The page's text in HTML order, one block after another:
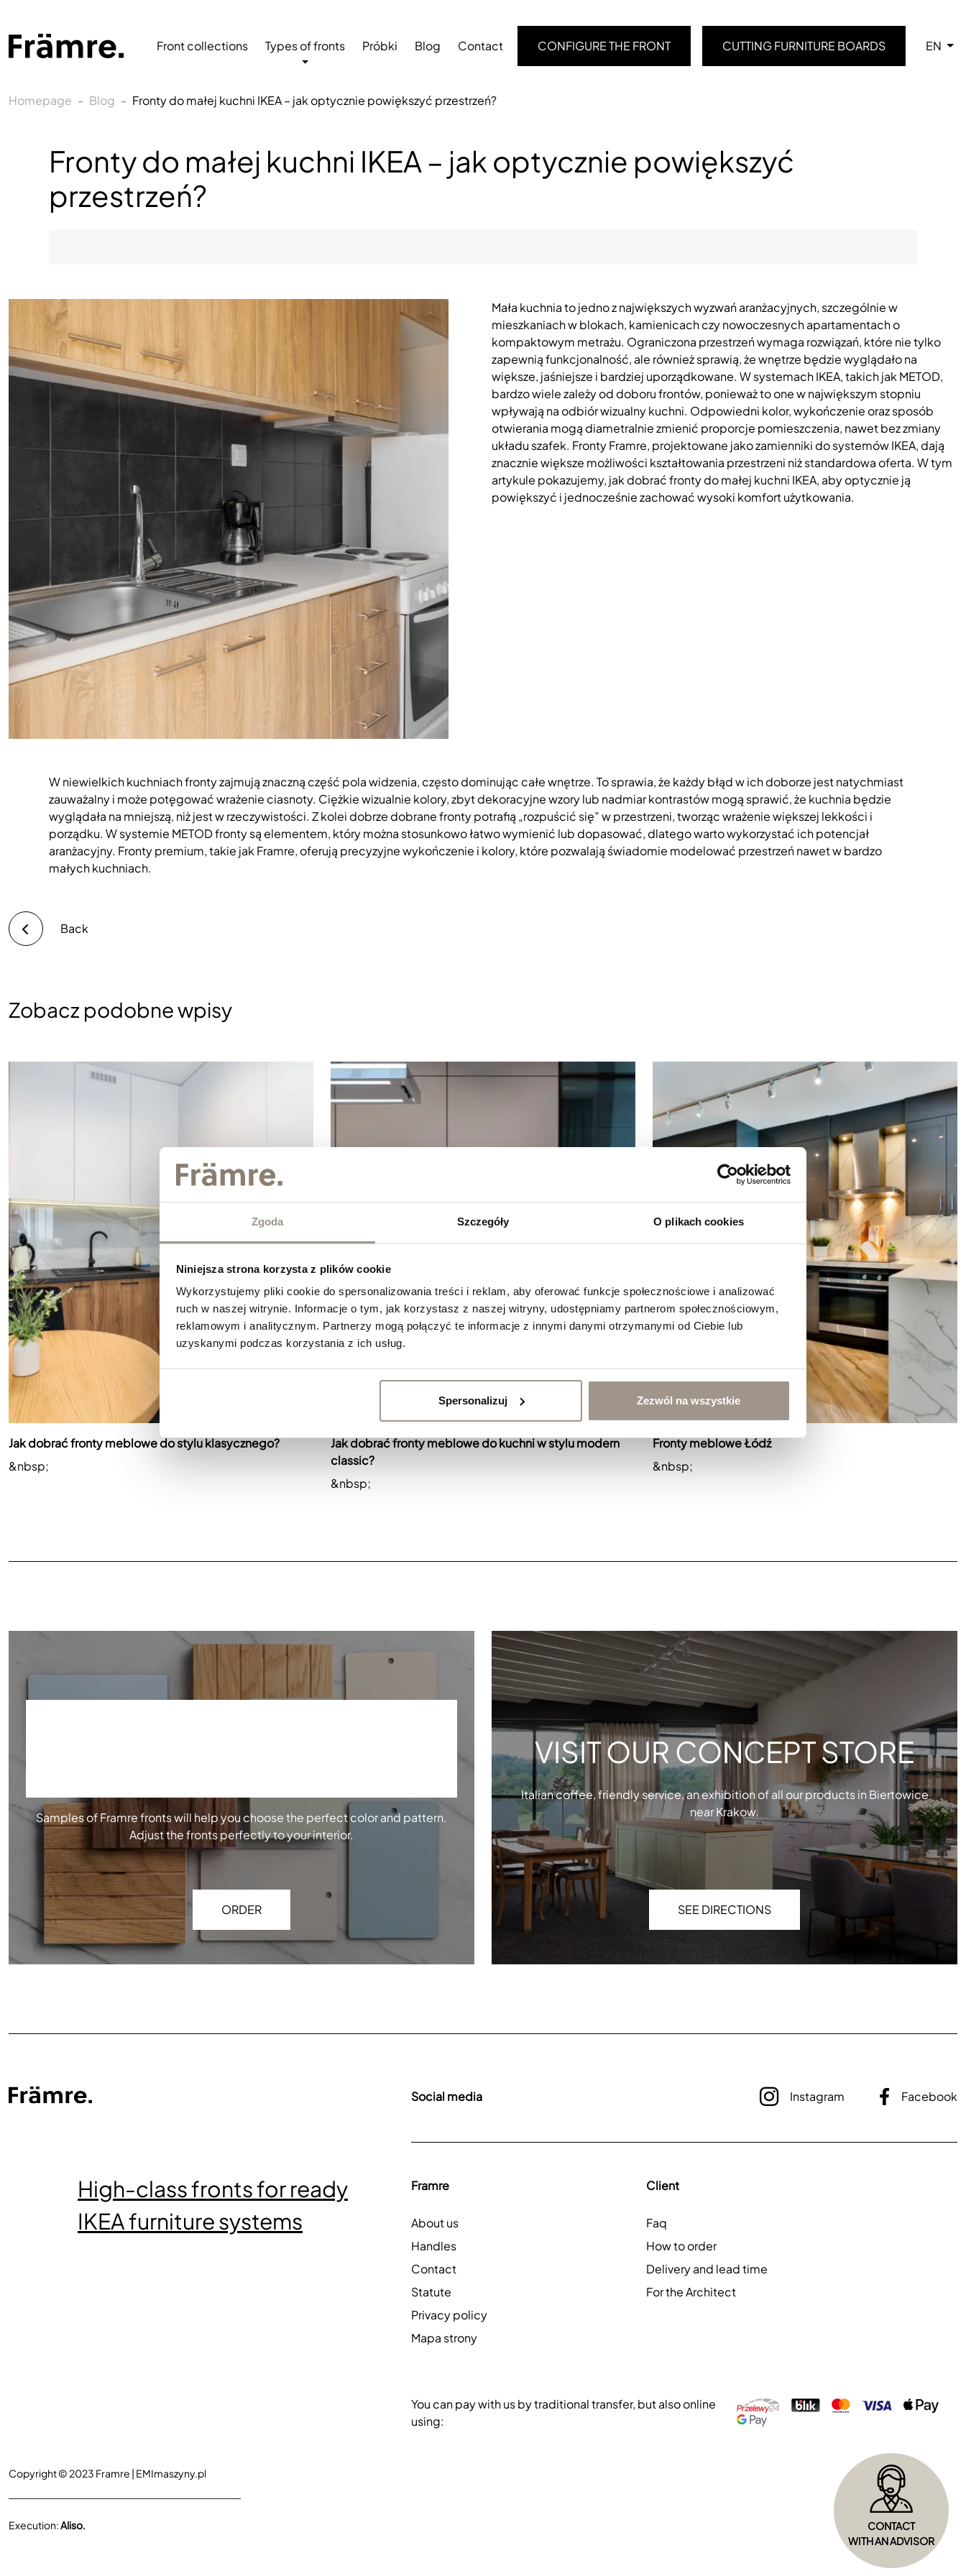
Zgoda Szczegóły O plikach cookies
Niniejsza strona korzysta z plików cookie
Wykorzystujemy pliki cookie do spersonalizowania treści i reklam, aby oferować funkcje społecznościowe i analizować
ruch w naszej witrynie. Informacje o tym, jak korzystasz z naszej witryny, udostępniamy partnerom społecznościowym,
reklamowym i analitycznym. Partnerzy mogą połączyć te informacje z innymi danymi otrzymanymi od Ciebie lub
uzyskanymi podczas korzystania z ich usług.
Spersonalizuj Zezwól na wszystkie
Front collections Types of fronts Próbki Blog Contact CONFIGURE THE FRONT CUTTING FURNITURE BOARDS EN
Homepage Blog Fronty do małej kuchni IKEA – jak optycznie powiększyć przestrzeń?
Fronty do małej kuchni IKEA – jak optycznie powiększyć
przestrzeń?
Mała kuchnia to jedno z największych wyzwań aranżacyjnych, szczególnie w
mieszkaniach w blokach, kamienicach czy nowoczesnych apartamentach o
kompaktowym metrażu. Ograniczona przestrzeń wymaga rozwiązań, które nie tylko
zapewnią funkcjonalność, ale również sprawią, że wnętrze będzie wyglądało na
większe, jaśniejsze i bardziej uporządkowane. W systemach IKEA, takich jak METOD,
bardzo wiele zależy od doboru frontów, ponieważ to one w największym stopniu
wpływają na odbiór wizualny kuchni. Odpowiedni kolor, wykończenie oraz sposób
otwierania mogą diametralnie zmienić proporcje pomieszczenia, nawet bez zmiany
układu szafek. Fronty Framre, projektowane jako zamienniki do systemów IKEA, dają
znacznie większe możliwości kształtowania przestrzeni niż standardowa oferta. W tym
artykule pokazujemy, jak dobrać fronty do małej kuchni IKEA, aby optycznie ją
powiększyć i jednocześnie zachować wysoki komfort użytkowania.
W niewielkich kuchniach fronty zajmują znaczną część pola widzenia, często dominując całe wnętrze. To sprawia, że każdy błąd w ich doborze jest natychmiast
zauważalny i może potęgować wrażenie ciasnoty. Ciężkie wizualnie kolory, zbyt dekoracyjne wzory lub nadmiar kontrastów mogą sprawić, że kuchnia będzie
wyglądała na mniejszą, niż jest w rzeczywistości. Z kolei dobrze dobrane fronty potrafią „rozpuścić się” w przestrzeni, tworząc wrażenie większej lekkości i
porządku. W systemie METOD fronty są elementem, który można stosunkowo łatwo wymienić lub dopasować, dlatego warto wykorzystać ich potencjał
aranżacyjny. Fronty premium, takie jak Framre, oferują precyzyjne wykończenie i kolory, które pozwalają świadomie modelować przestrzeń nawet w bardzo
małych kuchniach.
Back
Zobacz podobne wpisy
Jak dobrać fronty meblowe do stylu klasycznego?
&nbsp;
Jak dobrać fronty meblowe do kuchni w stylu modern
classic?
&nbsp;
Fronty meblowe Łódź
&nbsp;
Samples of Framre fronts will help you choose the perfect color and pattern.
Adjust the fronts perfectly to your interior.
ORDER
VISIT OUR CONCEPT STORE
Italian coffee, friendly service, an exhibition of all our products in Biertowice
near Krakow.
SEE DIRECTIONS
CONTACT
WITH AN ADVISOR
High-class fronts for ready
IKEA furniture systems
Social media Instagram Facebook
Framre
About us
Handles
Contact
Statute
Privacy policy
Mapa strony
Client
Faq
How to order
Delivery and lead time
For the Architect
You can pay with us by traditional transfer, but also online
using:
Copyright © 2023 Framre | EMImaszyny.pl
Execution: Aliso.